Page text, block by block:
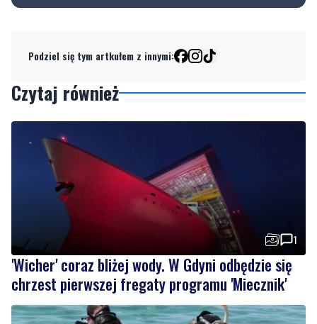
Podziel się tym artkułem z innymi:
Czytaj również
1
'Wicher' coraz bliżej wody. W Gdyni odbędzie się
chrzest pierwszej fregaty programu 'Miecznik'